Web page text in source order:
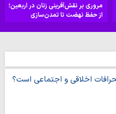
مروری بر نقش‌آفرینی زنان در اربعین؛
از حفظ نهضت تا تمدن‌سازی